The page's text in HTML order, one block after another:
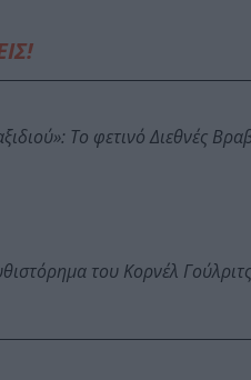
Το φετινό Διεθνές
του Κορνέλ Γούλριτς